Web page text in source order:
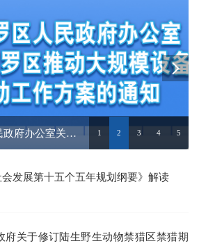
《龙岩市新罗区人民政府办公室关于印发新罗区推动... 1 2 3 4 5
会发展第十五个五年规划纲要》解读
府关于修订陆生野生动物禁猎区禁猎期